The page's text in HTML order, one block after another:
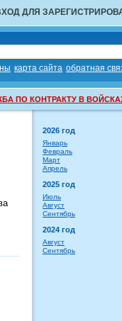
ДЛЯ
карта сайта обратная
ПО КОНТРАКТУ В
2026 год
Январь
Февраль
Март
Апрель
2025 год
Июль
Август
Сентябрь
2024 год
Август
Сентябрь